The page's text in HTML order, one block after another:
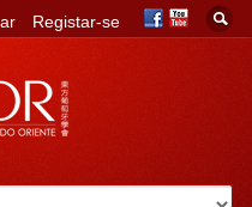
Registar-se